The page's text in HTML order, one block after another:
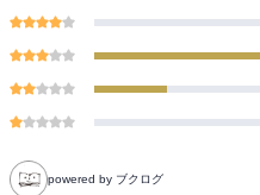
powered by ブクログ